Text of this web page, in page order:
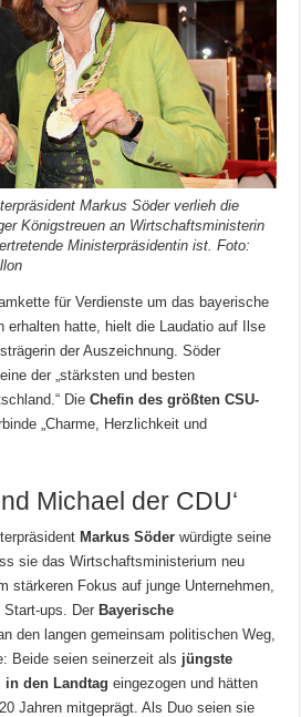
Markus Söder verlieh die
Königstreuen an Wirtschaftsministerin
Ministerpräsidentin ist. Foto:
für Verdienste um das bayerische
erhalten hatte, hielt die Laudatio auf Ilse
der Auszeichnung. Söder
der „stärksten und besten
DieChefin des größten CSU-
„Charme, Herzlichkeit und
Michael der CDU‘
Markus Söder würdigte seine
sie das Wirtschaftsministerium neu
stärkeren Fokus auf junge Unternehmen,
Start-ups. Der Bayerische
den langen gemeinsam politischen Weg,
Beide seien seinerzeit als jüngste
in den Landtag eingezogen und hätten
Jahren mitgeprägt. Als Duo seien sie